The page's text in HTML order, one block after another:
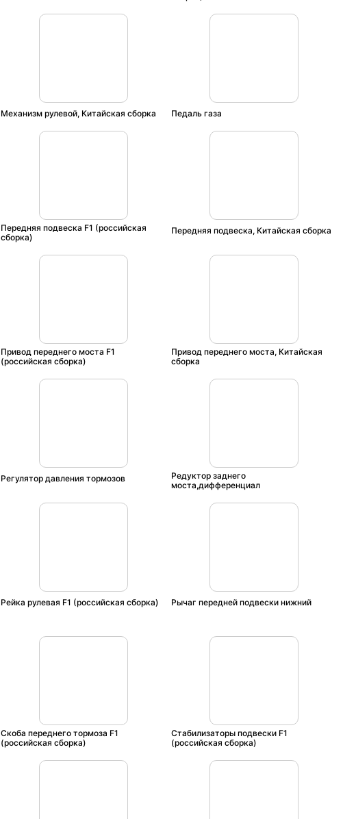
Механизм рулевой, Китайская сборка Педаль газа
Передняя подвеска F1 (российская
сборка)
Передняя подвеска, Китайская сборка
Привод переднего моста F1
(российская сборка)
Привод переднего моста, Китайская
сборка
Регулятор давления тормозов
Редуктор заднего
моста,дифференциал
Рейка рулевая F1 (российская сборка) Рычаг передней подвески нижний
Скоба переднего тормоза F1
(российская сборка)
Стабилизаторы подвески F1
(российская сборка)